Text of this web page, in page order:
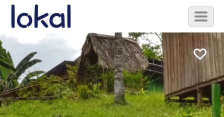
Skip to main content
Toggle